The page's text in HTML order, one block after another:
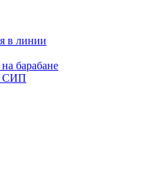
в линии
барабане
СИП